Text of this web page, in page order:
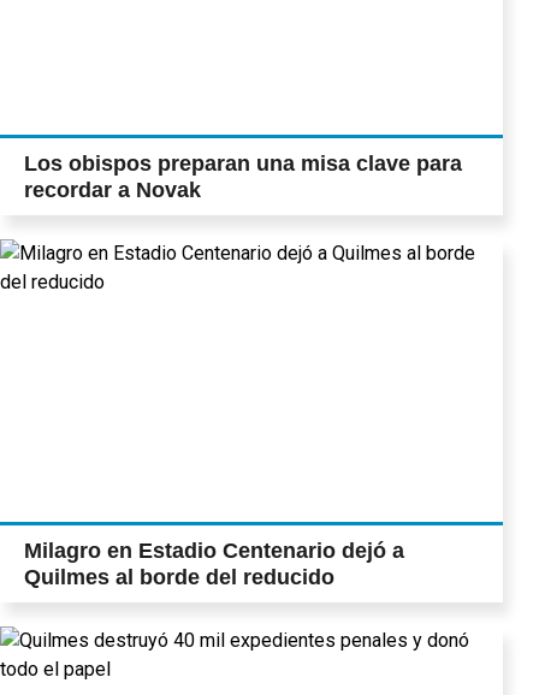
Los obispos preparan una misa clave para
recordar a Novak
Milagro en Estadio Centenario dejó a
Quilmes al borde del reducido